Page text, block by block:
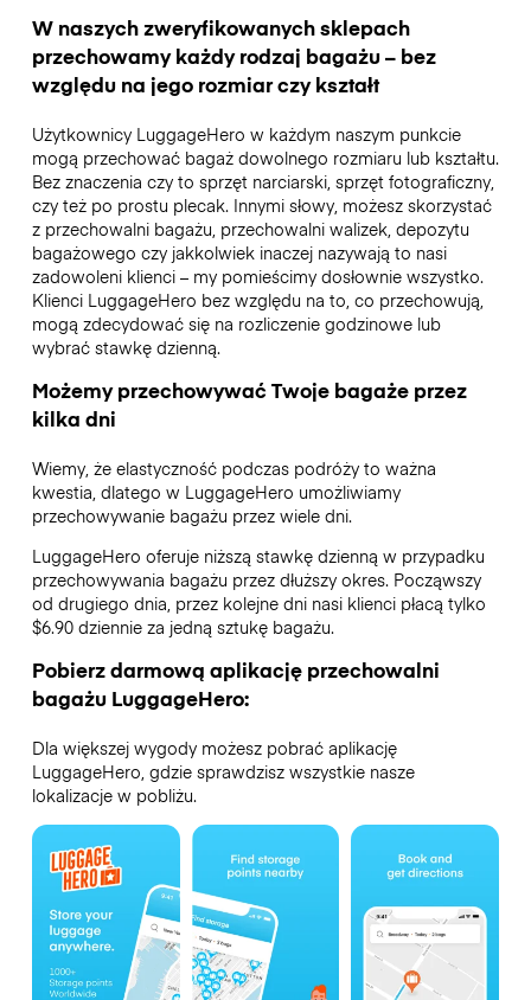
W naszych zweryfikowanych sklepach
przechowamy każdy rodzaj bagażu – bez
względu na jego rozmiar czy kształt
Użytkownicy LuggageHero w każdym naszym punkcie
mogą przechować bagaż dowolnego rozmiaru lub kształtu.
Bez znaczenia czy to sprzęt narciarski, sprzęt fotograficzny,
czy też po prostu plecak. Innymi słowy, możesz skorzystać
z przechowalni bagażu, przechowalni walizek, depozytu
bagażowego czy jakkolwiek inaczej nazywają to nasi
zadowoleni klienci – my pomieścimy dosłownie wszystko.
Klienci LuggageHero bez względu na to, co przechowują,
mogą zdecydować się na rozliczenie godzinowe lub
wybrać stawkę dzienną.
Możemy przechowywać Twoje bagaże przez
kilka dni
Wiemy, że elastyczność podczas podróży to ważna
kwestia, dlatego w LuggageHero umożliwiamy
przechowywanie bagażu przez wiele dni.
LuggageHero oferuje niższą stawkę dzienną w przypadku
przechowywania bagażu przez dłuższy okres. Począwszy
od drugiego dnia, przez kolejne dni nasi klienci płacą tylko
$6.90 dziennie za jedną sztukę bagażu.
Pobierz darmową aplikację przechowalni
bagażu LuggageHero:
Dla większej wygody możesz pobrać aplikację
LuggageHero, gdzie sprawdzisz wszystkie nasze
lokalizacje w pobliżu.